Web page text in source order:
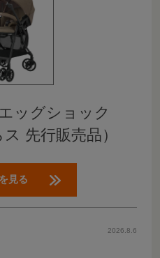
ッグショック
先行販売品）
見る
2026.8.6